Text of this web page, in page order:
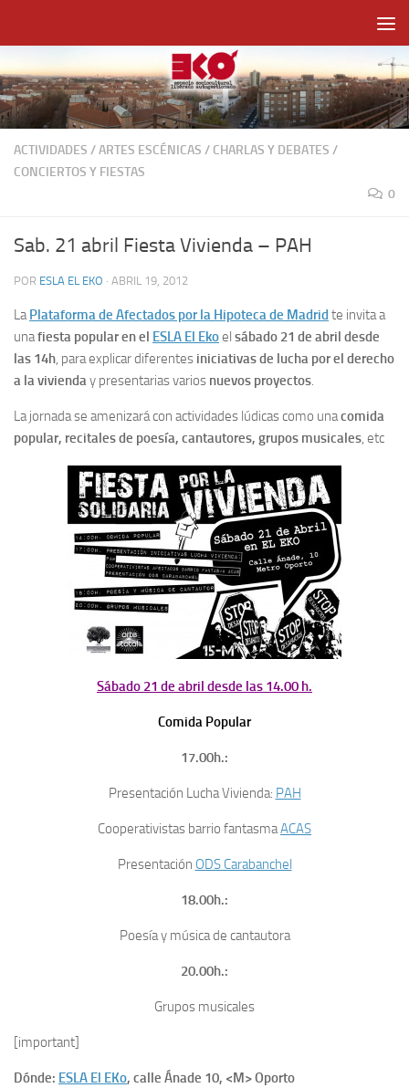
ACTIVIDADES /ARTES ESCÉNICAS / CHARLAS Y DEBATES /
CONCIERTOS Y FIESTAS
0
Sab. 21 abril Fiesta Vivienda – PAH
POR ESLA EL EKO · ABRIL 19, 2012
LaPlataforma de Afectados por la Hipoteca de Madrid te invita a
unafiesta popular en el ESLA El Ekoel sábado 21 de abril desde
las 14h, para explicar diferentes iniciativas de lucha por el derecho
a la vivienday presentarias varios nuevos proyectos.
La jornada se amenizará con actividades lúdicas como unacomida
popular, recitales de poesía, cantautores, grupos musicales, etc
Sábado 21 de abril desde las 14.00 h.
Comida Popular
17.00h.:
Presentación Lucha Vivienda: PAH
Cooperativistas barrio fantasmaACAS
Presentación ODS Carabanchel
18.00h.:
Poesía y música de cantautora
20.00h.:
Grupos musicales
[important]
Dónde: ESLA El EKo, calle Ánade 10, <M> Oporto